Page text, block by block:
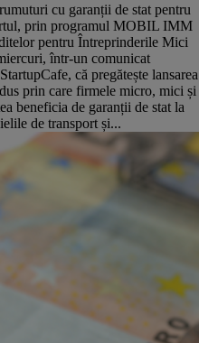
cu garanții de stat pentru
prin programul MOBIL IMM
pentru Întreprinderile Mici
într-un comunicat
că pregătește lansarea
prin care firmele micro, mici și
beneficia de garanții de stat la
de transport și...